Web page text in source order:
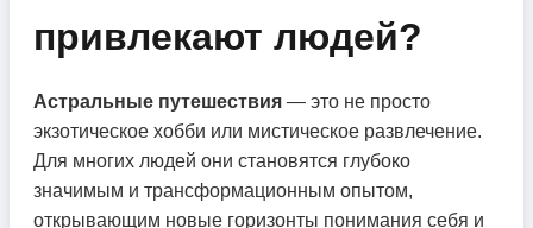
привлекают людей?
Астральные путешествия — это не просто
экзотическое хобби или мистическое развлечение.
Для многих людей они становятся глубоко
значимым и трансформационным опытом,
открывающим новые горизонты понимания себя и